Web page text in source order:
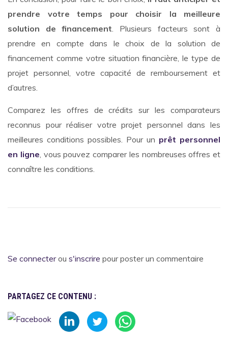
prendre votre temps pour choisir la meilleure
solution de financement . Plusieurs facteurs sont à
prendre en compte dans le choix de la solution de
financement comme votre situation financière, le type de
projet personnel, votre capacité de remboursement et
d’autres.
Comparez les offres de crédits sur les comparateurs
reconnus pour réaliser votre projet personnel dans les
meilleures conditions possibles. Pour un prêt personnel
en ligne , vous pouvez comparer les nombreuses offres et
connaître les conditions.
Se connecterou s'inscrire pour poster un commentaire
PARTAGEZ CE CONTENU :